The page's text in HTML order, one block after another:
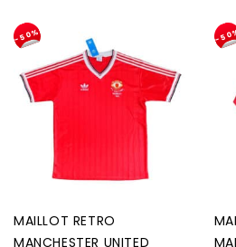
-50%
MAILLOT RETRO
MANCHESTER UNITED
-